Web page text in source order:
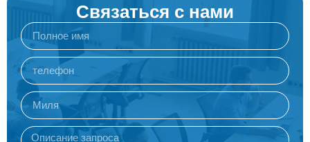
Связаться с нами